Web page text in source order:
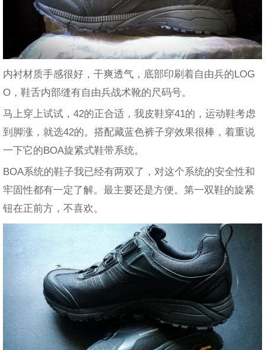
内衬材质手感很好，干爽透气，底部印刷着自由兵的LOG
O，鞋舌内部缝有自由兵战术靴的尺码号。
马上穿上试试，42的正合适，我皮鞋穿41的，运动鞋考虑
到脚涨，就选42的。搭配藏蓝色裤子穿效果很棒，着重说
一下它的BOA旋紧式鞋带系统。
BOA系统的鞋子我已经有两双了，对这个系统的安全性和
牢固性都有一定了解。最主要还是方便。第一双鞋的旋紧
钮在正前方，不喜欢。